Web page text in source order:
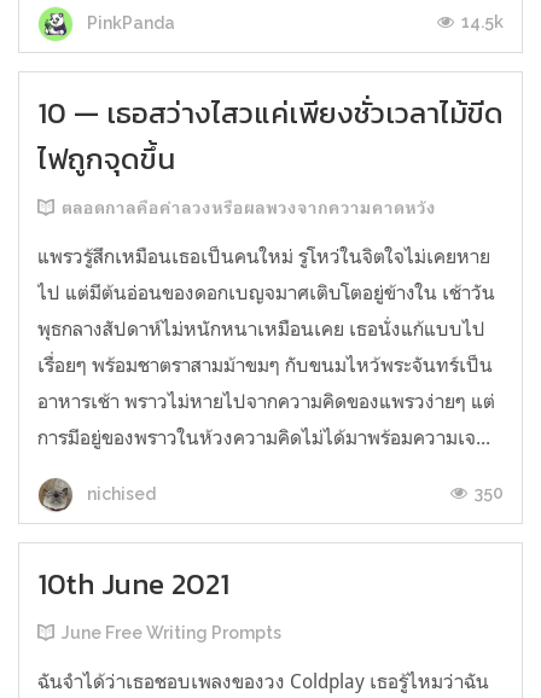
PinkPanda 14.5k
10 — เธอสว่างไสวแค่เพียงชั่วเวลาไม้ขีด
ไฟถูกจุดขึ้น
ตลอดกาลคือคำลวงหรือผลพวงจากความคาดหวัง
แพรวรู้สึกเหมือนเธอเป็นคนใหม่ รูโหว่ในจิตใจไม่เคยหาย
ไป แต่มีต้นอ่อนของดอกเบญจมาศเติบโตอยู่ข้างใน เช้าวัน
พุธกลางสัปดาห์ไม่หนักหนาเหมือนเคย เธอนั่งแก้แบบไป
เรื่อยๆ พร้อมชาตราสามม้าขมๆ กับขนมไหว้พระจันทร์เป็น
อาหารเช้า พราวไม่หายไปจากความคิดของแพรวง่ายๆ แต่
การมีอยู่ของพราวในห้วงความคิดไม่ได้มาพร้อมความเจ...
nichised 350
10th June 2021
June Free Writing Prompts
ฉันจำได้ว่าเธอชอบเพลงของวง Coldplay เธอรู้ไหมว่าฉัน